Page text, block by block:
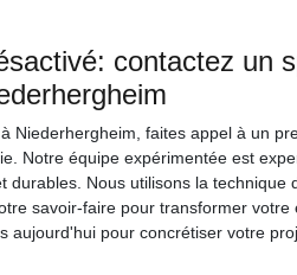
contactez un
Niederhergheim, faites appel à un
Notre équipe expérimentée est
Nous utilisons la technique
savoir-faire pour transformer votre
aujourd'hui pour concrétiser votre